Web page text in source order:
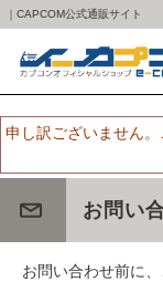
｜CAPCOM公式通販サイト
申し訳ございません。
お問い
お問い合わせ前に